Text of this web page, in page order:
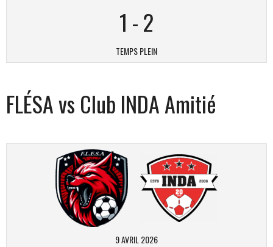
1 -2
TEMPS PLEIN
FLÉSA vs Club INDA Amitié
9 AVRIL 2026